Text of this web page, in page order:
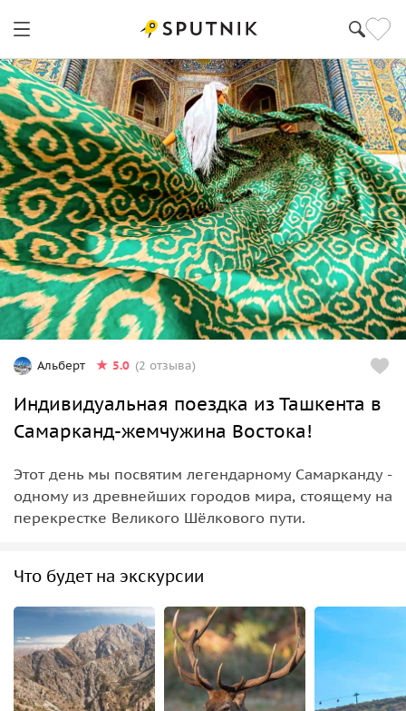
Альберт 5.0 (2 отзыва)
Индивидуальная поездка из Ташкента в
Самарканд-жемчужина Востока!
Этот день мы посвятим легендарному Самарканду -
одному из древнейших городов мира, стоящему на
перекрестке Великого Шёлкового пути.
Что будет на экскурсии